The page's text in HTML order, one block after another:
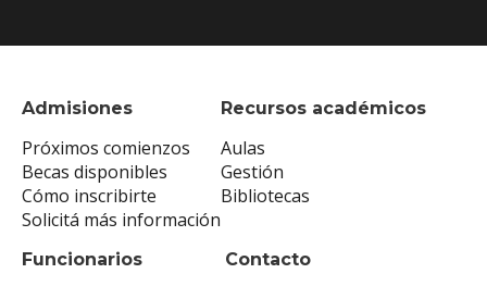
Admisiones
Próximos comienzos
Becas disponibles
Cómo inscribirte
Solicitá más información
Recursos académicos
Aulas
Gestión
Bibliotecas
Funcionarios Contacto